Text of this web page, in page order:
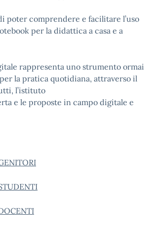
poter comprendere e facilitare l’uso
per la didattica a casa e a
rappresenta uno strumento ormai
la pratica quotidiana, attraverso il
l’istituto
e le proposte in campo digitale e